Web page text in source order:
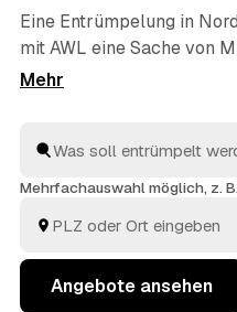
Eine Entrümpelung in
mit AWL eine Sache von
was raus soll – ob
Anbieter aus SH. Statt
vergleichen Sie die
fachgerecht.
Mehrfachauswahl möglich, z.
Angebote ansehen